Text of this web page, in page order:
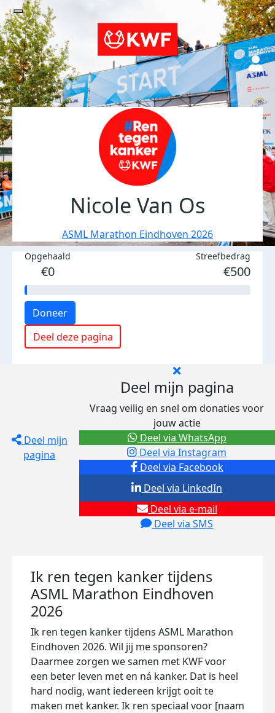
Nicole Van Os
ASML Marathon Eindhoven 2026
Opgehaald
€0
Streefbedrag
€500
Doneer
Deel deze pagina
Deel mijn
pagina
Deel mijn pagina
Vraag veilig en snel om donaties voor
jouw actie
Deel via Facebook
Deel via Instagram
Deel via e-mail
Deel via SMS
Deel via LinkedIn
Deel via WhatsApp
Ik ren tegen kanker tijdens
ASML Marathon Eindhoven
2026
Ik ren tegen kanker tijdens ASML Marathon
Eindhoven 2026. Wil jij me sponsoren?
Daarmee zorgen we samen met KWF voor
een beter leven met en ná kanker. Dat is heel
hard nodig, want iedereen krijgt ooit te
maken met kanker. Ik ren speciaal voor [naam